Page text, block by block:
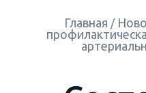
Главная /